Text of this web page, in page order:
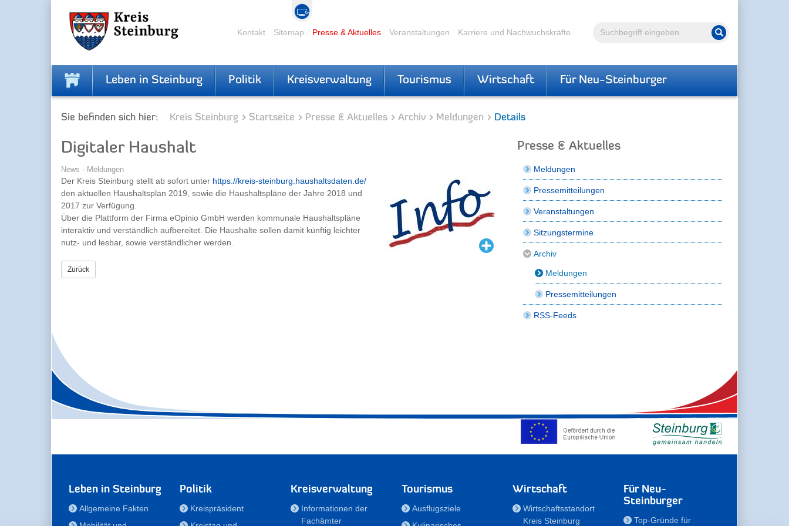
Volltextsuche Suche starten
Kontakt Sitemap Presse & Aktuelles Veranstaltungen Karriere und Nachwuchskräfte
Leben in Steinburg Politik Kreisverwaltung Tourismus Wirtschaft Für Neu-Steinburger
Sie befinden sich hier: Kreis Steinburg Startseite Presse & Aktuelles Archiv Meldungen Details
Digitaler Haushalt
News - Meldungen
Der Kreis Steinburg stellt ab sofort unter https://kreis-steinburg.haushaltsdaten.de/
den aktuellen Haushaltsplan 2019, sowie die Haushaltspläne der Jahre 2018 und
2017 zur Verfügung.
Über die Plattform der Firma eOpinio GmbH werden kommunale Haushaltspläne
interaktiv und verständlich aufbereitet. Die Haushalte sollen damit künftig leichter
nutz- und lesbar, sowie verständlicher werden.
Zurück
Presse & Aktuelles
Meldungen
Pressemitteilungen
Veranstaltungen
Sitzungstermine
Archiv
Meldungen
Pressemitteilungen
RSS-Feeds
Leben in Steinburg
Allgemeine Fakten
Politik
Kreispräsident
Kreisverwaltung
Informationen der
Fachämter
Tourismus
Ausflugsziele
Wirtschaft
Wirtschaftsstandort
Kreis Steinburg
Für Neu-
Steinburger
Top-Gründe für